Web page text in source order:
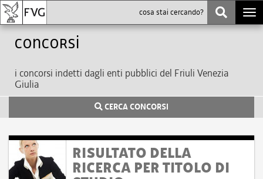
Concorsi
i concorsi indetti dagli enti pubblici del Friuli Venezia
Giulia
CERCA CONCORSI
RISULTATO DELLA
RICERCA PER TITOLO DI